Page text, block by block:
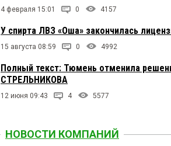
4 февраля 15:01 0 4157
У спирта ЛВЗ «Оша» закончилась
15 августа 08:59 0 4992
Полный текст: Тюмень отменила
СТРЕЛЬНИКОВА
12 июня 09:43 4 5577
НОВОСТИ КОМПАНИЙ